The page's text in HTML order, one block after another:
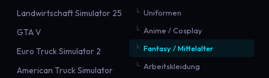
Landwirtschaft Simulator 25
GTA V
Euro Truck Simulator 2
American Truck Simulator
Uniformen
Anime / Cosplay
Fantasy / Mittelalter
Arbeitskleidung